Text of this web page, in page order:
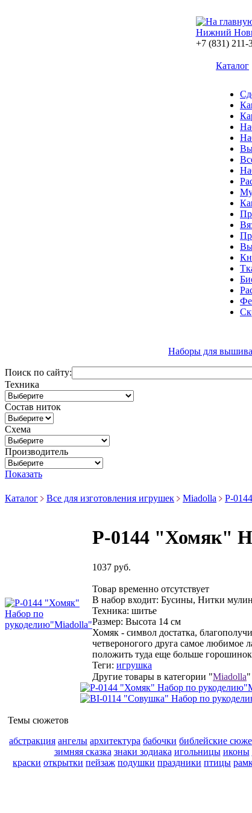
Нижний
+7 (831) 211-
Каталог
Наборы для
Поиск по сайту:
Техника
Состав ниток
Схема
Производитель
Показать
Каталог Все для изготовления игрушек Miadolla P-
P-0144 "Хомяк"
1037 руб.
Товар временно отсутствует
В набор входит: Бусины, Нитки
Техника: шитье
Размер: Высота 14 см
Хомяк - символ достатка,
четвероногого друга самое любимое
положить туда еще больше
Теги: игрушка
Другие товары в категории "Miadolla"
Темы сюжетов
абстракция ангелы архитектура бабочки библейские
зимняя сказка знаки зодиака игольницы иконы
краски открытки пейзаж подушки праздники птицы